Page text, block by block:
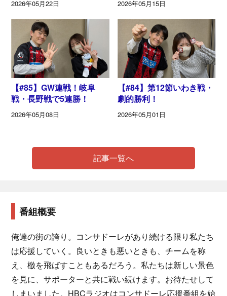
2026年05月22日 2026年05月15日
【#85】GW連戦！岐阜
戦・長野戦で5連勝！
2026年05月08日
【#84】第12節いわき戦・
劇的勝利！
2026年05月01日
記事一覧へ
番組概要
俺達の街の誇り。コンサドーレがあり続ける限り私たち
は応援していく。良いときも悪いときも、チームを称
え、檄を飛ばすこともあるだろう。私たちは新しい景色
を見に、サポーターと共に戦い続けます。お待たせして
しまいました。HBCラジオはコンサドーレ応援番組を始